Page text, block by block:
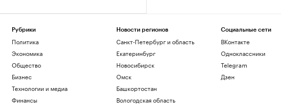
Рубрики
Политика
Экономика
Общество
Бизнес
Технологии и медиа
Финансы
Новости регионов
Санкт-Петербург и область
Екатеринбург
Новосибирск
Омск
Башкортостан
Вологодская область
Социальные сети
ВКонтакте
Одноклассники
Telegram
Дзен